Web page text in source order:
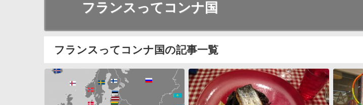
フランスってコンナ国
フランスってコンナ国の記事一覧